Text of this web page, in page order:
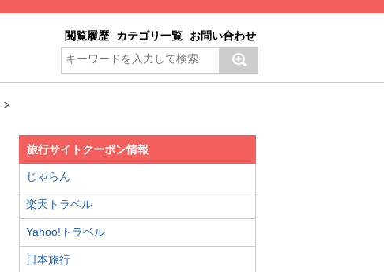
閲覧履歴 カテゴリ一覧 お問い合わせ
>
旅行サイトクーポン情報
じゃらん
楽天トラベル
Yahoo!トラベル
日本旅行